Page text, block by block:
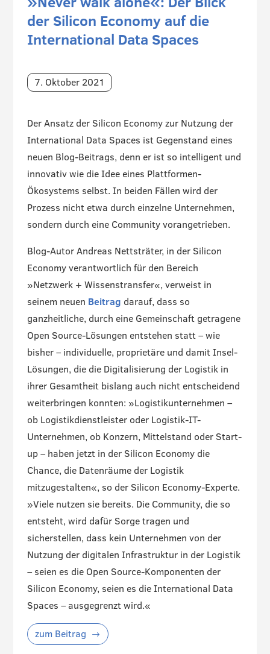
der Silicon Economy auf die
International Data Spaces
7. Oktober 2021
Der Ansatz der Silicon Economy zur Nutzung der
International Data Spaces ist Gegenstand eines
neuen Blog-Beitrags, denn er ist so intelligent und
innovativ wie die Idee eines Plattformen-
Ökosystems selbst. In beiden Fällen wird der
Prozess nicht etwa durch einzelne Unternehmen,
sondern durch eine Community vorangetrieben.
Blog-Autor Andreas Nettsträter, in der Silicon
Economy verantwortlich für den Bereich
»Netzwerk + Wissenstransfer«, verweist in
seinem neuen Beitrag darauf, dass so
ganzheitliche, durch eine Gemeinschaft getragene
Open Source-Lösungen entstehen statt – wie
bisher – individuelle, proprietäre und damit Insel-
Lösungen, die die Digitalisierung der Logistik in
ihrer Gesamtheit bislang auch nicht entscheidend
weiterbringen konnten: »Logistikunternehmen –
ob Logistikdienstleister oder Logistik-IT-
Unternehmen, ob Konzern, Mittelstand oder Start-
up – haben jetzt in der Silicon Economy die
Chance, die Datenräume der Logistik
mitzugestalten«, so der Silicon Economy-Experte.
»Viele nutzen sie bereits. Die Community, die so
entsteht, wird dafür Sorge tragen und
sicherstellen, dass kein Unternehmen von der
Nutzung der digitalen Infrastruktur in der Logistik
– seien es die Open Source-Komponenten der
Silicon Economy, seien es die International Data
Spaces – ausgegrenzt wird.«
zum Beitrag